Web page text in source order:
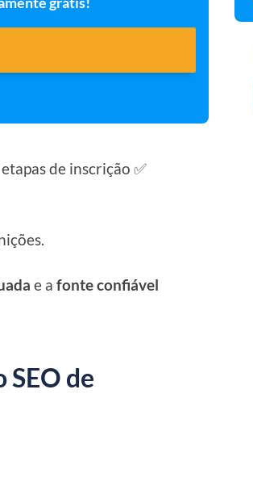
de inscrição ✅
e afonte confiável
de